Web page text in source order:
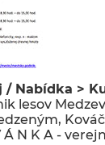
/ Nabídka >
lesov
Á N K A -